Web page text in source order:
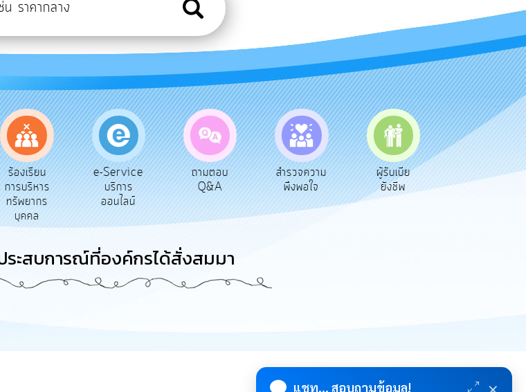
ร้องเรียน
การบริหาร
ทรัพยากร
บุคคล
e-Service
บริการ
ออนไลน์
ถามตอบ
Q&A
สำรวจความ
พึงพอใจ
ผู้รับเบีย
ยังชีพ
ประเมินภาษี
ท้องถิ่น
ระสบการณ์ที่องค์กรได้สั่งสมมา
แชท... สอบถามข้อมูล! ×